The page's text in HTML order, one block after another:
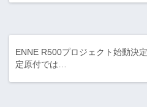
ENNE R500プロジェクト始動決
定原付では…